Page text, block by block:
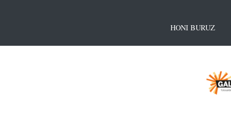
HONI BURUZ